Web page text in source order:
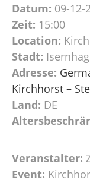
Datum: 09-12-
Zeit: 15:00
Location:
Stadt:
Adresse:
Kirchhorst –
Land: DE
Veranstalter:
Event: